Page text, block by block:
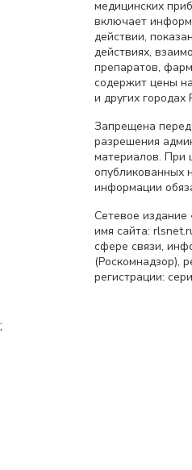
медицинских
включает
действии,
действиях,
препаратов,
содержит цены
и других городах
Запрещена
разрешения
материалов. При
опубликованных
информации
Сетевое издание
имя сайта:
сфере связи,
(Роскомнадзор),
регистрации:
;